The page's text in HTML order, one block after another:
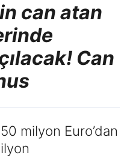
can atan
Can
50 milyon Euro’dan